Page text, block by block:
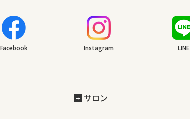
Facebook Instagram LINE
サロン